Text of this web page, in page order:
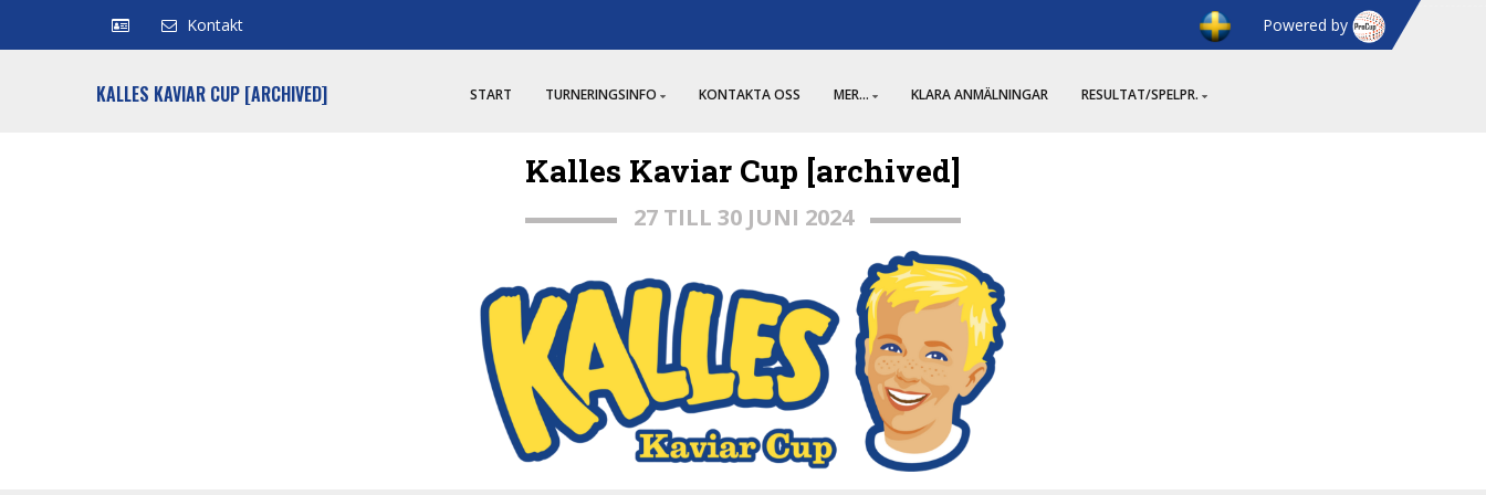
Kontakt Powered by
KALLES KAVIAR CUP [ARCHIVED] START TURNERINGSINFO KONTAKTA OSS MER... KLARA ANMÄLNINGAR RESULTAT/SPELPR.
Kalles Kaviar Cup [archived]
27 TILL 30 JUNI 2024